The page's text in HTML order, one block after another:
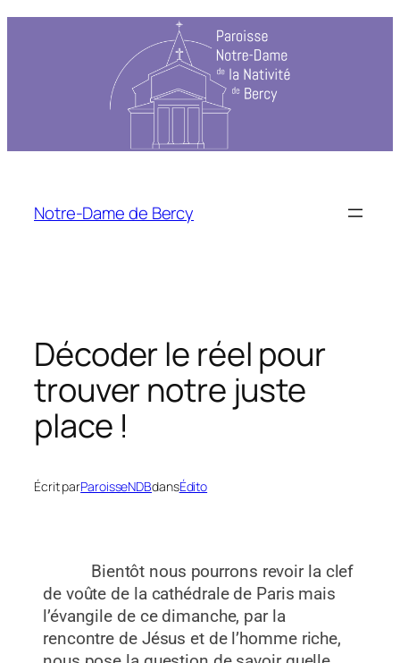
Notre-Dame de Bercy
Décoder le réel pour
trouver notre juste
place !
Écrit parParoisseNDBdansÉdito
Bientôt nous pourrons revoir la clef
de voûte de la cathédrale de Paris mais
l’évangile de ce dimanche, par la
rencontre de Jésus et de l’homme riche,